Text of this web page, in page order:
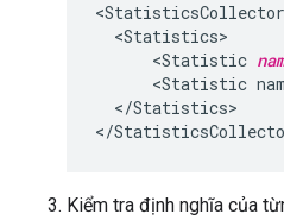
  <Statistics>
      <Statistic
<Statistic
  </Statistics>
Kiểm tra định nghĩa của